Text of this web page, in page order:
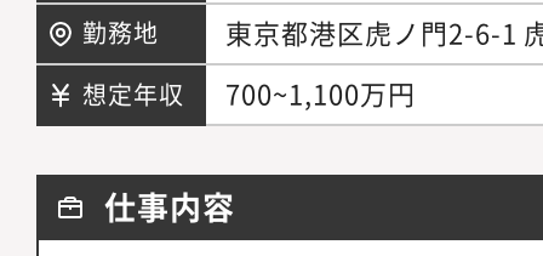
勤務地 東京都港区虎ノ門2-6-1
想定年収 700~1,100万円
仕事内容